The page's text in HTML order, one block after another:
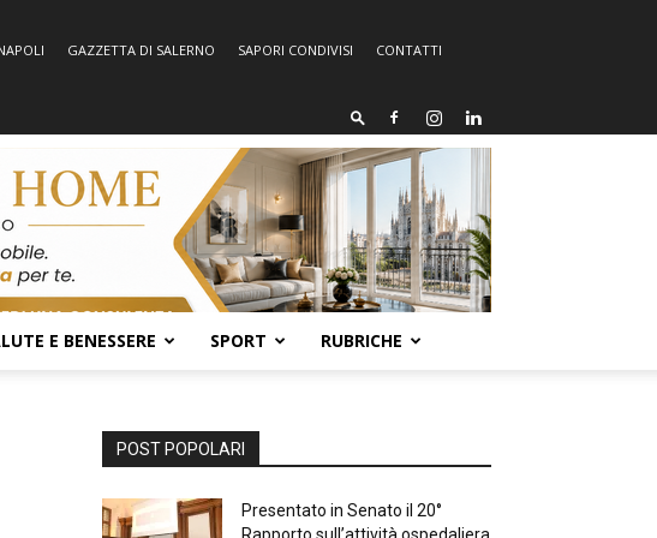
GAZZETTA DI SALERNO SAPORI CONDIVISI
CONTATTI
E BENESSERE SPORT RUBRICHE
POST POPOLARI
Presentato in Senato il 20°